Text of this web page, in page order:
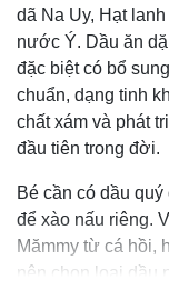
dã Na Uy, Hạt
nước Ý. Dầu ăn
đặc biệt có bổ
chuẩn, dạng tinh
chất xám và phát
đầu tiên trong đời.
Bé cần có dầu
để xào nấu riêng.
Mămmy từ cá hồi,
nên chọn loại dầu